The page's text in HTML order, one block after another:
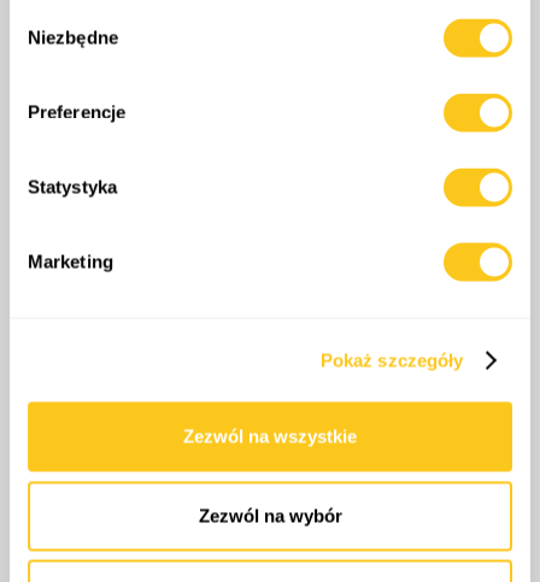
geograficznej z dokładnością nawet do kilku metrów
(fingerprinting, czyli wirtualny odcisk palca)
dane są przetwarzane oraz ustaw własne preferencje w
sekcji szczegółów
. W Deklaracji plików cookie możesz
Wykorzystujemy pliki cookie do spersonalizowania treści
korzystasz z naszej witryny, udostępniamy partnerom
otrzymanymi od Ciebie lub uzyskanymi podczas
korzystania z ich usług.
zgody
Niezbędne
Preferencje
Statystyka
Marketing
Pokaż szczegóły
Zezwól na wszystkie
Zezwól na wybór